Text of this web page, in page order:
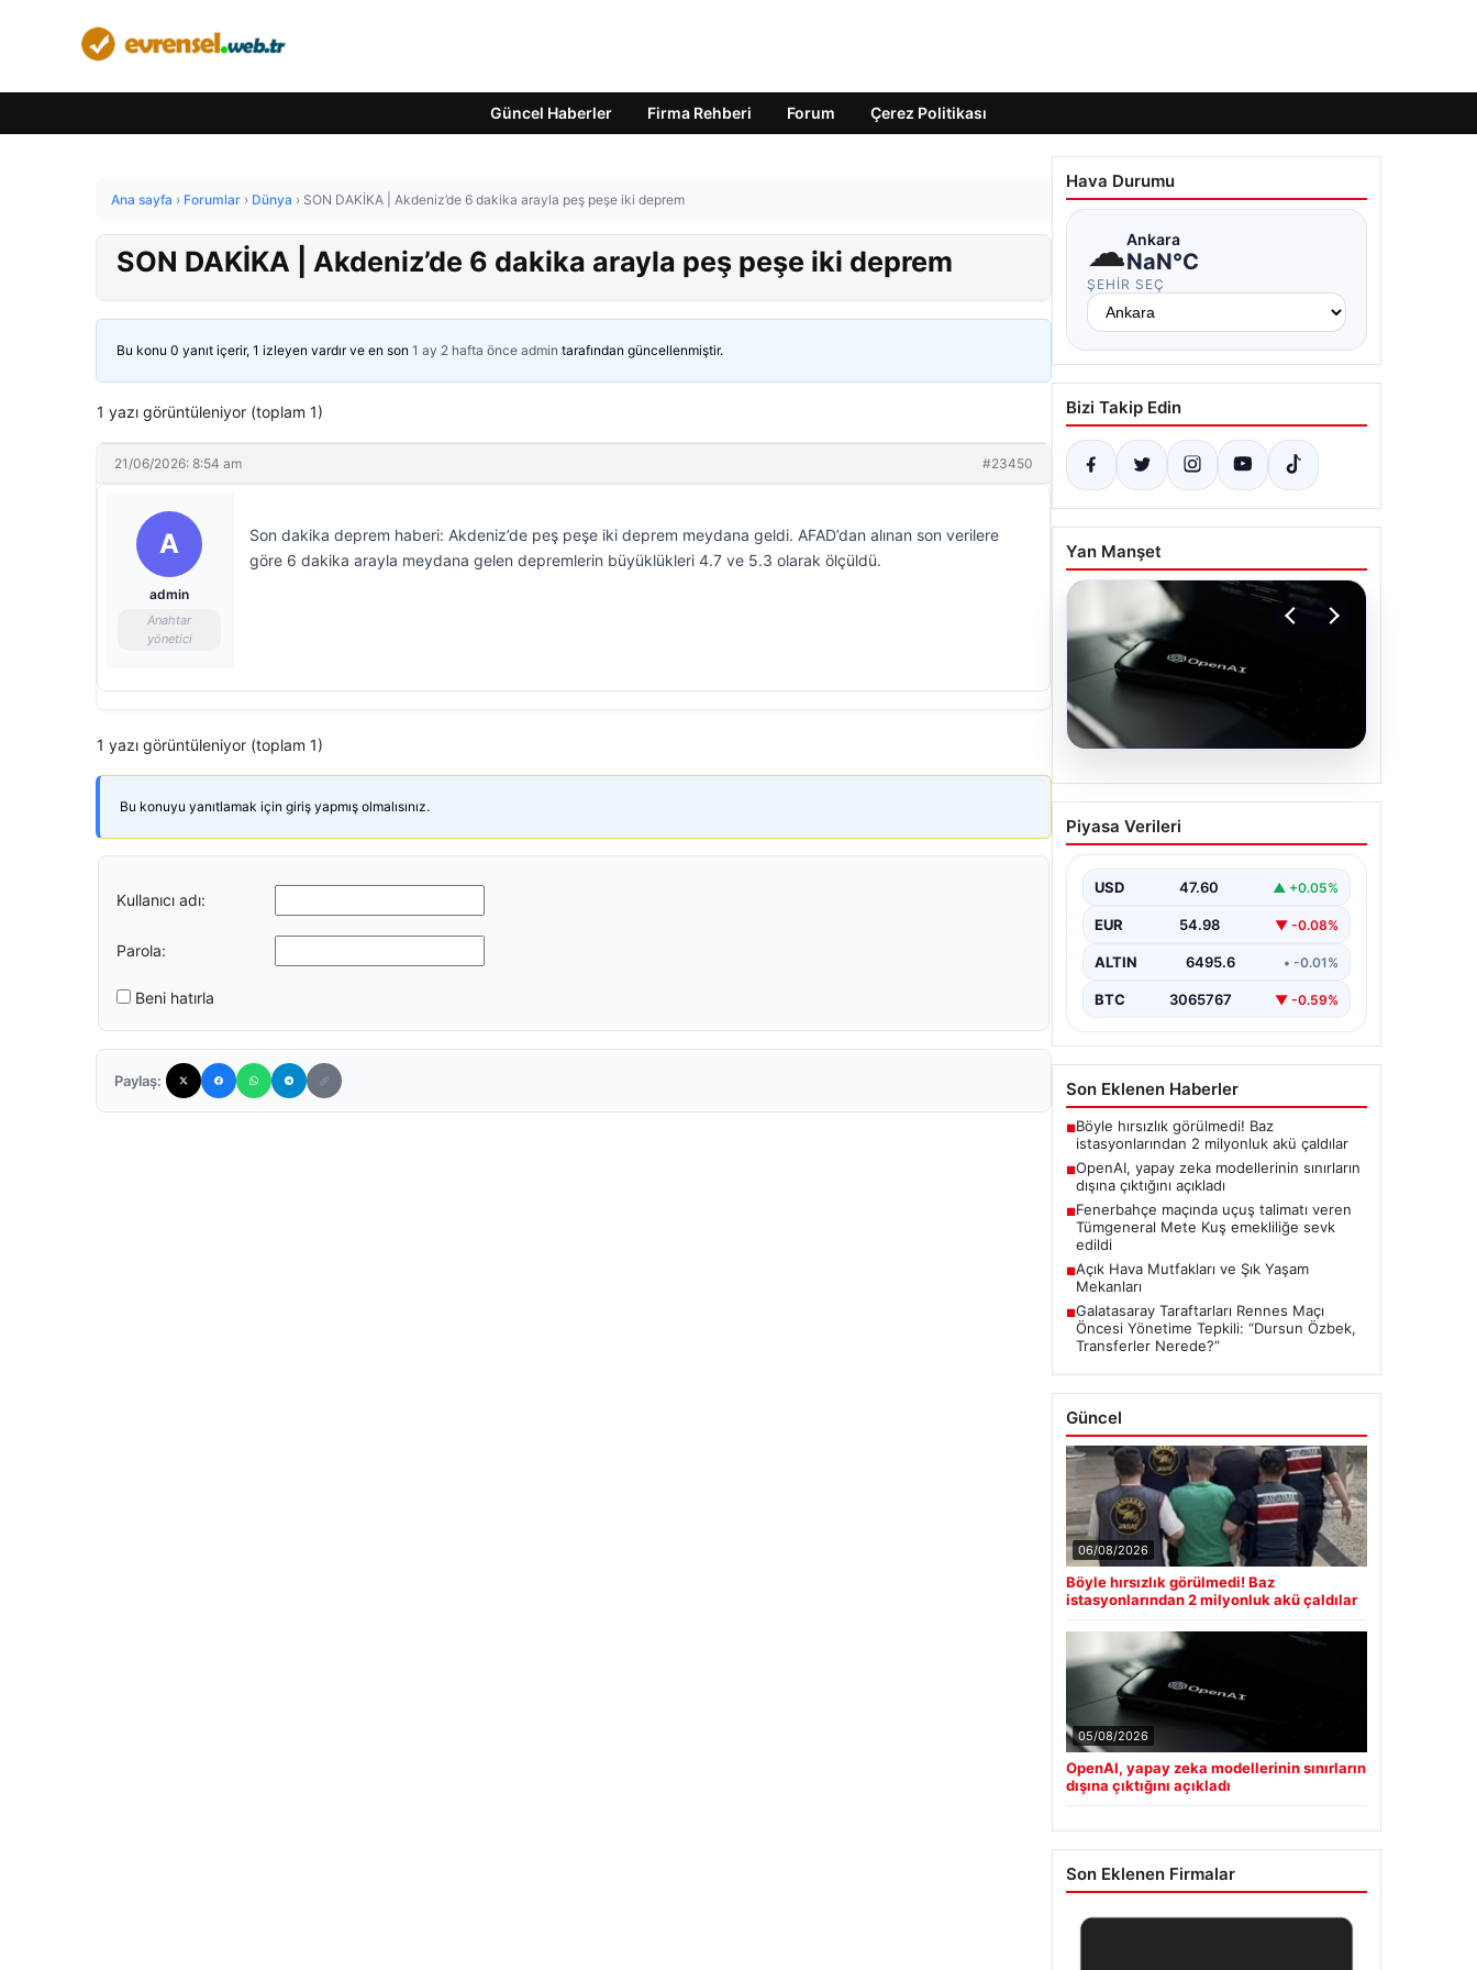
Güncel Haberler Firma Rehberi Forum Çerez Politikası
Ana sayfa › Forumlar › Dünya › SON DAKİKA | Akdeniz’de 6 dakika arayla peş peşe iki deprem
SON DAKİKA | Akdeniz’de 6 dakika arayla peş peşe iki deprem
Bu konu 0 yanıt içerir, 1 izleyen vardır ve en son 1 ay 2 hafta önce admin tarafından güncellenmiştir.
1 yazı görüntüleniyor (toplam 1)
21/06/2026: 8:54 am #23450
A
admin
Anahtar
yönetici
Son dakika deprem haberi: Akdeniz’de peş peşe iki deprem meydana geldi. AFAD’dan alınan son verilere
göre 6 dakika arayla meydana gelen depremlerin büyüklükleri 4.7 ve 5.3 olarak ölçüldü.
1 yazı görüntüleniyor (toplam 1)
Bu konuyu yanıtlamak için giriş yapmış olmalısınız.
Kullanıcı adı:
Parola:
Beni hatırla
Paylaş:
Hava Durumu
☁Ankara
NaN°C
ŞEHIR SEÇ
Bizi Takip Edin
Yan Manşet
05.08.2026
OpenAI, yapay zeka
modellerinin sınırların
Piyasa Verileri
USD 47.60 ▲ +0.05%
EUR 54.98 ▼ -0.08%
ALTIN 6495.6 • -0.01%
BTC 3065767 ▼ -0.59%
Son Eklenen Haberler
■Böyle hırsızlık görülmedi! Baz
istasyonlarından 2 milyonluk akü çaldılar
■OpenAI, yapay zeka modellerinin sınırların
dışına çıktığını açıkladı
■Fenerbahçe maçında uçuş talimatı veren
Tümgeneral Mete Kuş emekliliğe sevk
edildi
■Açık Hava Mutfakları ve Şık Yaşam
Mekanları
■Galatasaray Taraftarları Rennes Maçı
Öncesi Yönetime Tepkili: “Dursun Özbek,
Transferler Nerede?”
Güncel
06/08/2026
Böyle hırsızlık görülmedi! Baz
istasyonlarından 2 milyonluk akü çaldılar
05/08/2026
OpenAI, yapay zeka modellerinin sınırların
dışına çıktığını açıkladı
Son Eklenen Firmalar